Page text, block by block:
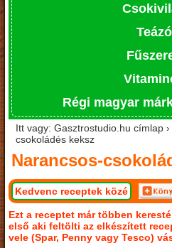
Teázó
Régi magyar
Itt vagy: Gasztrostudio.hu címlap
csokoládés keksz
Narancsos-
Kedvenc receptek közé
Ezt a receptet már többen
első aki feltölti az elkészített
vele (Spar, Penny vagy Tesco)